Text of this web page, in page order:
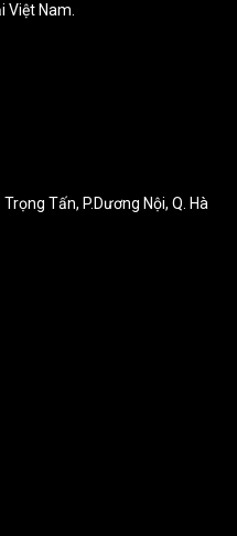
Việt Nam.
Tấn, P.Dương Nội, Q. Hà